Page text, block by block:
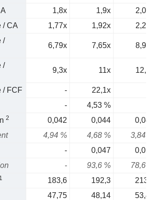
1,8x 1,9x
/ CA
1,77x 1,92x
/
6,79x 7,65x
/
9,3x 11x
/ FCF -
22,1x
-
4,53 %
2 0,042 0,044
4,94 % 4,68 %
3,84
- 0,047
- 93,6 %
78,6
1 183,6 192,3
47,75 48,14